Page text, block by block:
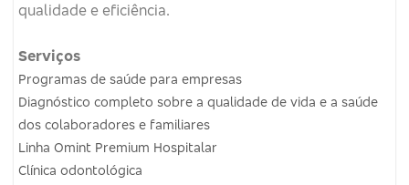
qualidade e eficiência.
Serviços
Programas de saúde para empresas
Diagnóstico completo sobre a qualidade de vida e a saúde
dos colaboradores e familiares
Linha Omint Premium Hospitalar
Clínica odontológica